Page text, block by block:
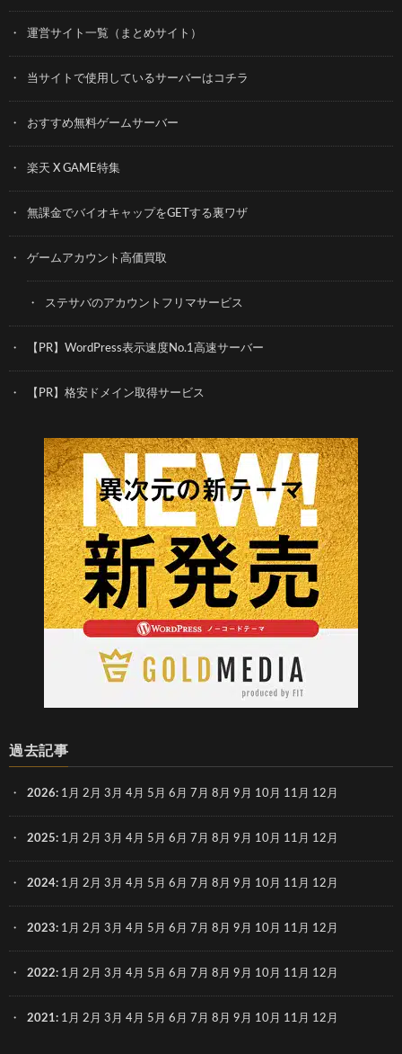
運営サイト一覧（まとめサイト）
当サイトで使用しているサーバーはコチラ
おすすめ無料ゲームサーバー
楽天 X GAME特集
無課金でバイオキャップをGETする裏ワザ
ゲームアカウント高価買取
ステサバのアカウントフリマサービス
【PR】WordPress表示速度No.1高速サーバー
【PR】格安ドメイン取得サービス
過去記事
2026: 1月 2月 3月 4月 5月 6月 7月 8月 9月 10月 11月 12月
2025: 1月 2月 3月 4月 5月 6月 7月 8月 9月 10月 11月 12月
2024: 1月 2月 3月 4月 5月 6月 7月 8月 9月 10月 11月 12月
2023: 1月 2月 3月 4月 5月 6月 7月 8月 9月 10月 11月 12月
2022: 1月 2月 3月 4月 5月 6月 7月 8月 9月 10月 11月 12月
2021: 1月 2月 3月 4月 5月 6月 7月 8月 9月 10月 11月 12月